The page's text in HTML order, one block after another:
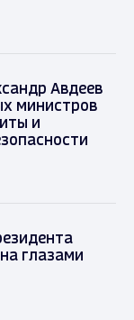
Авдеев
министров
и
глазами